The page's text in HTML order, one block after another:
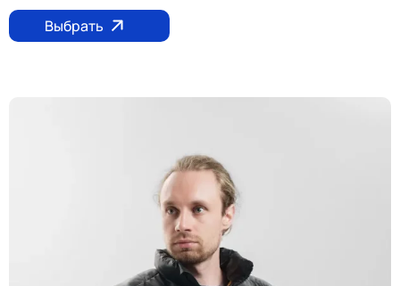
Выбрать